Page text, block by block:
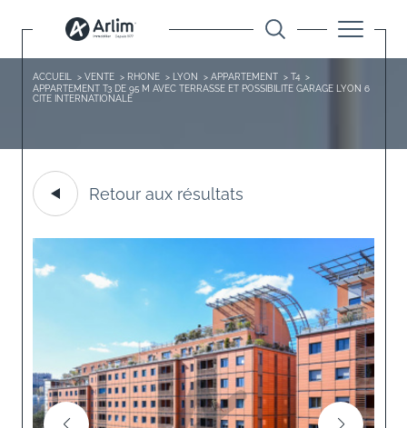
ACCUEIL VENTE RHONE LYON APPARTEMENT
T4
APPARTEMENT T3 DE 95 M AVEC TERRASSE ET POSSIBILITE GARAGE LYON 6
CITE INTERNATIONALE
Retour aux résultats